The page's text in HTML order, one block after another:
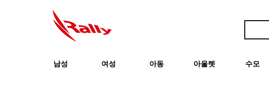
남성 여성 아동 아울렛 수모